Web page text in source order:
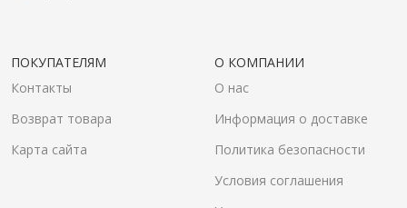
ПОКУПАТЕЛЯМ
Контакты
Возврат товара
Карта сайта
О КОМПАНИИ
О нас
Информация о доставке
Политика безопасности
Условия соглашения